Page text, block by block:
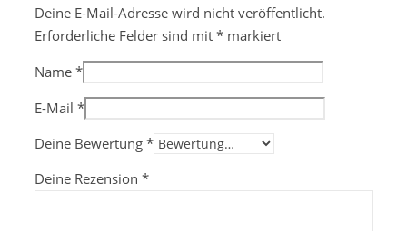
Deine E-Mail-Adresse wird nicht veröffentlicht.
Erforderliche Felder sind mit * markiert
Name *
E-Mail *
Deine Bewertung *
Deine Rezension *